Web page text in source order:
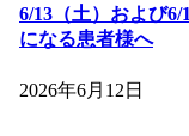
6/13（土）および
になる患者様へ
2026年6月12日